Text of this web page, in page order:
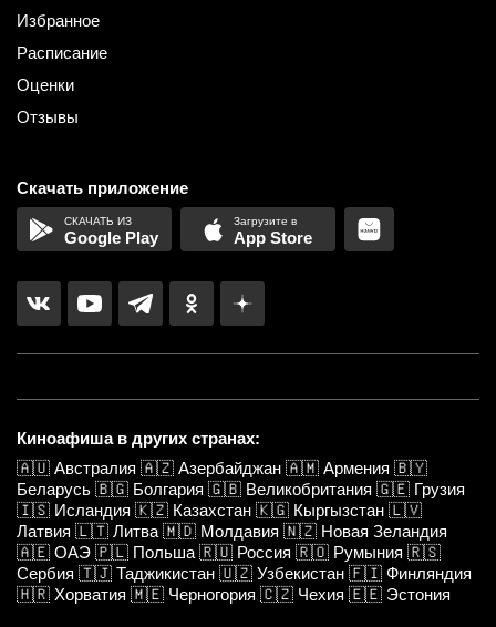
Избранное
Расписание
Оценки
Отзывы
Скачать приложение
Google Play App Store
Киноафиша в других странах:
🇦🇺 Австралия 🇦🇿 Азербайджан 🇦🇲 Армения 🇧🇾
Беларусь 🇧🇬 Болгария 🇬🇧 Великобритания 🇬🇪 Грузия
🇮🇸 Исландия 🇰🇿 Казахстан 🇰🇬 Кыргызстан 🇱🇻
Латвия 🇱🇹 Литва 🇲🇩 Молдавия 🇳🇿 Новая Зеландия
🇦🇪 ОАЭ 🇵🇱 Польша 🇷🇺 Россия 🇷🇴 Румыния 🇷🇸
Сербия 🇹🇯 Таджикистан 🇺🇿 Узбекистан 🇫🇮 Финляндия
🇭🇷 Хорватия 🇲🇪 Черногория 🇨🇿 Чехия 🇪🇪 Эстония